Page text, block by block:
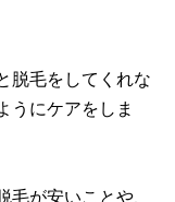
脱毛をしてくれな
うにケアをしま
が安いことや、